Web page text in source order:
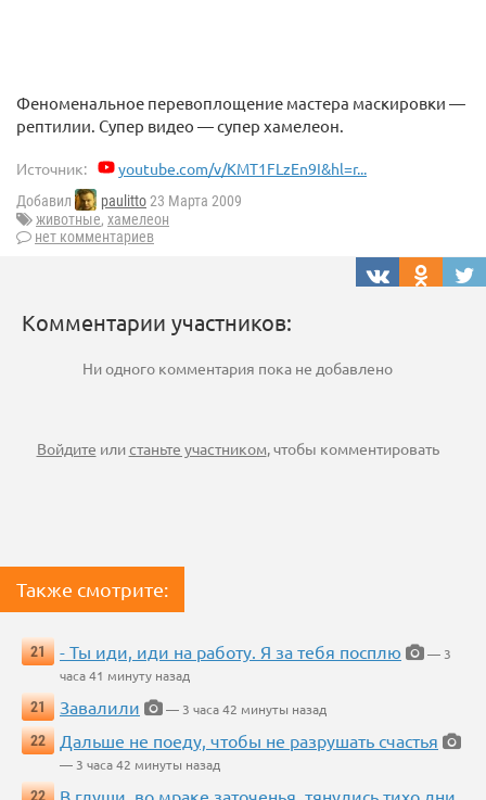
Феноменальное перевоплощение мастера маскировки —
рептилии. Супер видео — супер хамелеон.
Источник: youtube.com/v/KMT1FLzEn9I&hl=r...
Добавил paulitto23 Марта 2009
животные, хамелеон
нет комментариев
Комментарии участников:
Ни одного комментария пока не добавлено
Войдите илистаньте участником, чтобы комментировать
Также смотрите:
21 - Ты иди, иди на работу. Я за тебя посплю
— 3
часа 41 минуту назад
21
Завалили
— 3 часа 42 минуты назад
22
Дальше не поеду, чтобы не разрушать счастья
— 3 часа 42 минуты назад
22